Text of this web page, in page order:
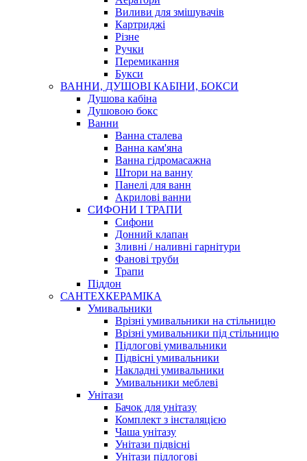
Виливи для змішувачів
Картриджі
Різне
Ручки
Перемикання
Букси
ВАННИ, ДУШОВІ КАБІНИ, БОКСИ
Душова кабіна
Душовою бокс
Ванни
Ванна сталева
Ванна кам'яна
Ванна гідромасажна
Штори на ванну
Панелі для ванн
Акрилові ванни
СИФОНИ І ТРАПИ
Сифони
Донний клапан
Зливні / наливні гарнітури
Фанові труби
Трапи
Піддон
САНТЕХКЕРАМІКА
Умивальники
Врізні умивальники на стільницю
Врізні умивальники під стільницю
Підлогові умивальники
Підвісні умивальники
Накладні умивальники
Умивальники меблеві
Унітази
Бачок для унітазу
Комплект з інсталяцією
Чаша унітазу
Унітази підвісні
Унітази підлогові